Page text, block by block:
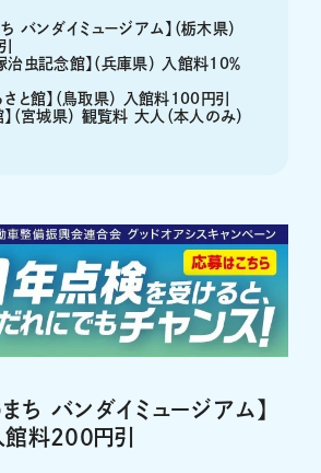
バンダイミュージアム】（栃木県）
治虫記念館】（兵庫県） 入館料10％
さと館】（鳥取県） 入館料100円引
（宮城県） 観覧料 大人（本人のみ）
まち バンダイミュージアム】
館料200円引